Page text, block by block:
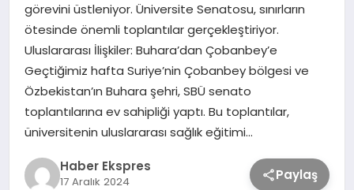
SAĞLIK
MAGAZİN
EĞİTİM
görevini üstleniyor. Üniversite Senatosu, sınırların
ötesinde önemli toplantılar gerçekleştiriyor.
Uluslararası İlişkiler: Buhara’dan Çobanbey’e
Geçtiğimiz hafta Suriye’nin Çobanbey bölgesi ve
Özbekistan’ın Buhara şehri, SBÜ senato
toplantılarına ev sahipliği yaptı. Bu toplantılar,
üniversitenin uluslararası sağlık eğitimi…
Haber Ekspres
17 Aralık 2024 Paylaş